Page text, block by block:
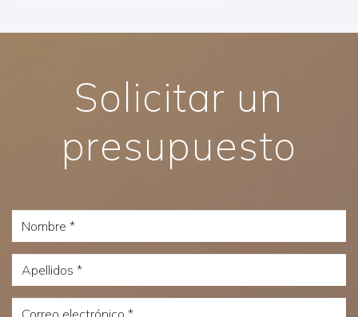
Solicitar un
presupuesto
Nombre
Apellidos
Correo